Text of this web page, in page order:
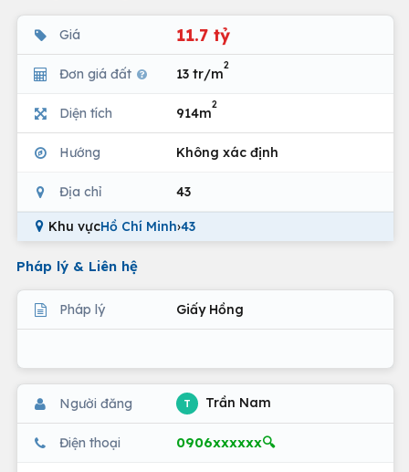
Giá 11.7 tỷ
Đơn giá đất 13 tr/m
2
Diện tích 914m
2
Hướng Không xác định
Địa chỉ 43
Khu vựcHồ Chí Minh›43
Pháp lý & Liên hệ
Pháp lý Giấy Hồng
Người đăng T Trần Nam
Điện thoại 0906xxxxxx🔍